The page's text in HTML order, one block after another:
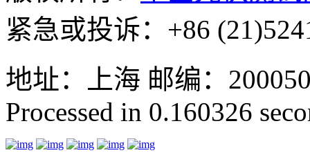
紧急或投诉：+86
地址：上海 邮编：
Processed in 0.160326